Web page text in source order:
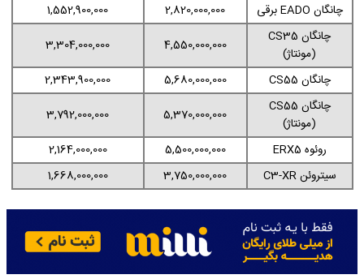
چانگان EADO برقی
2,820,000,000
1,552,900,000
چانگان CS35
(مونتاژ)
4,550,000,000
3,304,000,000
چانگان CS55
5,680,000,000
2,343,900,000
چانگان CS55
(مونتاژ)
5,370,000,000
3,792,000,000
روئوه ERX5
5,500,000,000
2,164,000,000
سیتروئن C3-XR
3,750,000,000
1,668,000,000